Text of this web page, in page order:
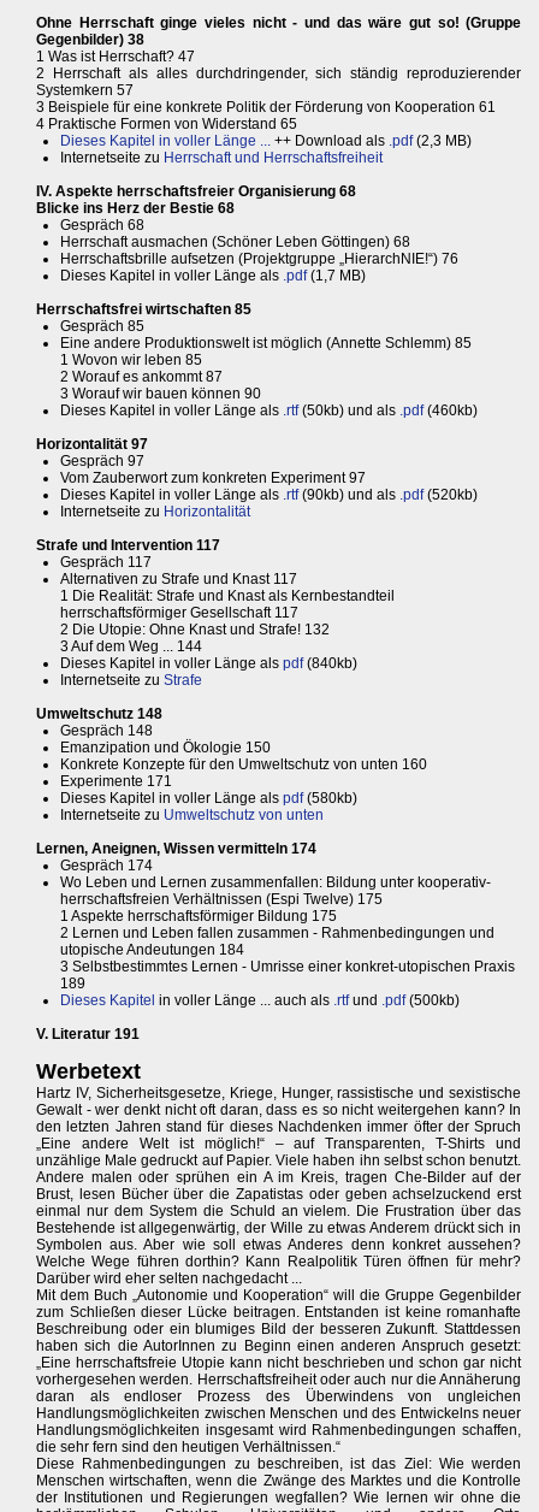
Ohne Herrschaft ginge vieles nicht - und das wäre gut so! (Gruppe
Gegenbilder) 38
1 Was ist Herrschaft? 47
2 Herrschaft als alles durchdringender, sich ständig reproduzierender
Systemkern 57
3 Beispiele für eine konkrete Politik der Förderung von Kooperation 61
4 Praktische Formen von Widerstand 65
Dieses Kapitel in voller Länge ... ++ Download als .pdf(2,3 MB)
Internetseite zu Herrschaft und Herrschaftsfreiheit
IV. Aspekte herrschaftsfreier Organisierung 68
Blicke ins Herz der Bestie 68
Gespräch 68
Herrschaft ausmachen (Schöner Leben Göttingen) 68
Herrschaftsbrille aufsetzen (Projektgruppe „HierarchNIE!“) 76
Dieses Kapitel in voller Länge als .pdf(1,7 MB)
Herrschaftsfrei wirtschaften 85
Gespräch 85
Eine andere Produktionswelt ist möglich (Annette Schlemm) 85
1 Wovon wir leben 85
2 Worauf es ankommt 87
3 Worauf wir bauen können 90
Dieses Kapitel in voller Länge als .rtf(50kb) und als .pdf(460kb)
Horizontalität 97
Gespräch 97
Vom Zauberwort zum konkreten Experiment 97
Dieses Kapitel in voller Länge als .rtf(90kb) und als .pdf(520kb)
Internetseite zu Horizontalität
Strafe und Intervention 117
Gespräch 117
Alternativen zu Strafe und Knast 117
1 Die Realität: Strafe und Knast als Kernbestandteil
herrschaftsförmiger Gesellschaft 117
2 Die Utopie: Ohne Knast und Strafe! 132
3 Auf dem Weg ... 144
Dieses Kapitel in voller Länge als pdf(840kb)
Internetseite zu Strafe
Umweltschutz 148
Gespräch 148
Emanzipation und Ökologie 150
Konkrete Konzepte für den Umweltschutz von unten 160
Experimente 171
Dieses Kapitel in voller Länge als pdf(580kb)
Internetseite zu Umweltschutz von unten
Lernen, Aneignen, Wissen vermitteln 174
Gespräch 174
Wo Leben und Lernen zusammenfallen: Bildung unter kooperativ-
herrschaftsfreien Verhältnissen (Espi Twelve) 175
1 Aspekte herrschaftsförmiger Bildung 175
2 Lernen und Leben fallen zusammen - Rahmenbedingungen und
utopische Andeutungen 184
3 Selbstbestimmtes Lernen - Umrisse einer konkret-utopischen Praxis
189
Dieses Kapitel in voller Länge ... auch als .rtfund .pdf(500kb)
V. Literatur 191
Werbetext
Hartz IV, Sicherheitsgesetze, Kriege, Hunger, rassistische und sexistische
Gewalt - wer denkt nicht oft daran, dass es so nicht weitergehen kann? In
den letzten Jahren stand für dieses Nachdenken immer öfter der Spruch
„Eine andere Welt ist möglich!“ – auf Transparenten, T-Shirts und
unzählige Male gedruckt auf Papier. Viele haben ihn selbst schon benutzt.
Andere malen oder sprühen ein A im Kreis, tragen Che-Bilder auf der
Brust, lesen Bücher über die Zapatistas oder geben achselzuckend erst
einmal nur dem System die Schuld an vielem. Die Frustration über das
Bestehende ist allgegenwärtig, der Wille zu etwas Anderem drückt sich in
Symbolen aus. Aber wie soll etwas Anderes denn konkret aussehen?
Welche Wege führen dorthin? Kann Realpolitik Türen öffnen für mehr?
Darüber wird eher selten nachgedacht ...
Mit dem Buch „Autonomie und Kooperation“ will die Gruppe Gegenbilder
zum Schließen dieser Lücke beitragen. Entstanden ist keine romanhafte
Beschreibung oder ein blumiges Bild der besseren Zukunft. Stattdessen
haben sich die AutorInnen zu Beginn einen anderen Anspruch gesetzt:
„Eine herrschaftsfreie Utopie kann nicht beschrieben und schon gar nicht
vorhergesehen werden. Herrschaftsfreiheit oder auch nur die Annäherung
daran als endloser Prozess des Überwindens von ungleichen
Handlungsmöglichkeiten zwischen Menschen und des Entwickelns neuer
Handlungsmöglichkeiten insgesamt wird Rahmenbedingungen schaffen,
die sehr fern sind den heutigen Verhältnissen.“
Diese Rahmenbedingungen zu beschreiben, ist das Ziel: Wie werden
Menschen wirtschaften, wenn die Zwänge des Marktes und die Kontrolle
der Institutionen und Regierungen wegfallen? Wie lernen wir ohne die